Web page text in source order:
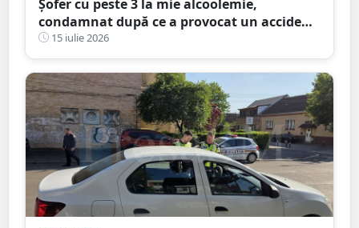
Șofer cu peste 3 la mie alcoolemie,
condamnat după ce a provocat un accident
dimineața. Ce explicație le-a dat
judecătorilor
15 iulie 2026